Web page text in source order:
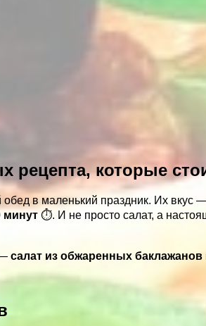
рецепта, которые
в маленький праздник. Их
минут ⏱️. И не просто салат, а
салат из обжаренных баклажанов